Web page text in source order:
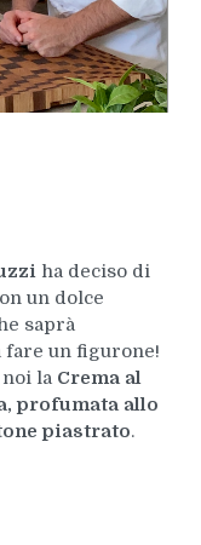
ha deciso di
un dolce
saprà
un figurone!
la Crema al
profumata allo
piastrato.